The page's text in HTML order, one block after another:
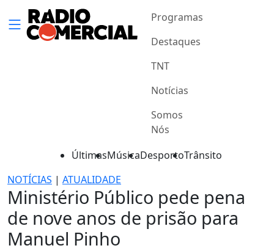
Programas
Destaques
TNT
Notícias
Somos
Nós
ÚltimasMúsicaDesportoTrânsito
NOTÍCIAS | ATUALIDADE
Ministério Público pede pena
de nove anos de prisão para
Manuel Pinho